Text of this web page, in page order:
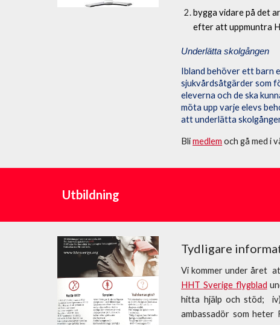
bygga vidare på det
efter att uppmuntra
Underlätta skolgången
Ibland behöver ett barn
sjukvårdsåtgärder som
eleverna och de ska
möta upp varje elevs
att underlätta
Blimedlem och gå med i
Utbildning
Tydligare
Vi kommer under året
HHT Sverige flygblad
hitta hjälp och stöd;
ambassadör som heter